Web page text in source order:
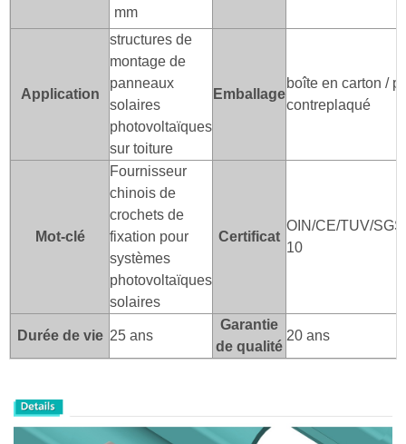
mm
Application
structures de
montage de
panneaux
solaires
photovoltaïques
sur toiture
Emballage
boîte en carton /
contreplaqué
Mot-clé
Fournisseur
chinois de
crochets de
fixation pour
systèmes
photovoltaïques
solaires
Certificat
OIN/CE/TUV/
10
Durée de vie 25 ans
Garantie
de qualité
20 ans